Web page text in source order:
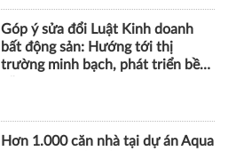
Góp ý sửa đổi Luật Kinh doanh
bất động sản: Hướng tới thị
trường minh bạch, phát triển bền
Hơn 1.000 căn nhà tại dự án Aqua